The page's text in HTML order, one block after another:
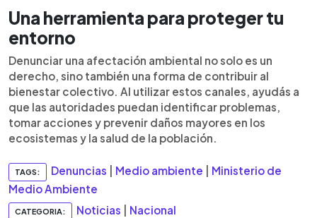
Una herramienta para proteger tu
entorno
Denunciar una afectación ambiental no solo es un
derecho, sino también una forma de contribuir al
bienestar colectivo. Al utilizar estos canales, ayudás a
que las autoridades puedan identificar problemas,
tomar acciones y prevenir daños mayores en los
ecosistemas y la salud de la población.
TAGS: Denuncias Medio ambiente
Ministerio de
Medio Ambiente
CATEGORIA: Noticias Nacional